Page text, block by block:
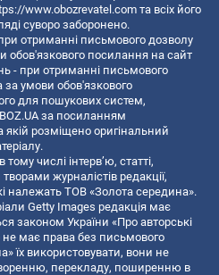
www.obozrevatel.com та всіх його
суворо заборонено.
отриманні письмового дозволу
обов'язкового посилання на сайт
- при отриманні письмового
за умови обов'язкового
для пошукових систем,
за посиланням
якій розміщено оригінальний
числі інтерв’ю, статті,
журналістів редакції,
належать ТОВ «Золота середина».
Getty Images редакція має
законом України «Про авторські
не має права без письмового
їх використовувати, вони не
перекладу, поширенню в